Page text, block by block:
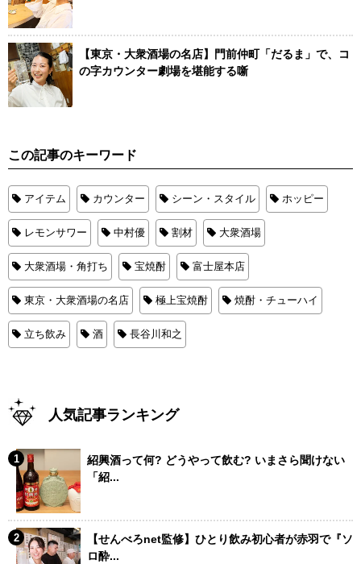
【東京・大衆酒場の名店】門前仲町「だるま」で、コ
の字カウンター劇場を堪能する噺
この記事のキーワード
アイテム カウンター シーン・スタイル ホッピー
レモンサワー 中村優 割材 大衆酒場
大衆酒場・角打ち 宝焼酎 富士屋本店
東京・大衆酒場の名店 極上宝焼酎 焼酎・チューハイ
立ち飲み 酒 長谷川和之
人気記事ランキング
紹興酒って何? どうやって飲む? いまさら聞けない
「紹...
【せんべろnet監修】ひとり飲み初心者が赤羽で『ソ
ロ酔...